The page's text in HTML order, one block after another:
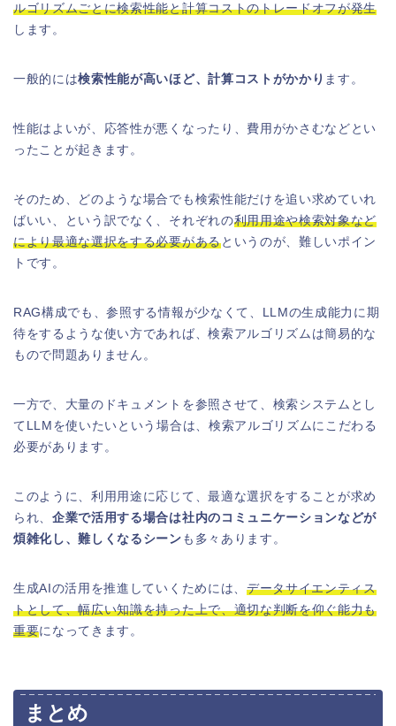
ルゴリズムごとに検索性能と計算コストのトレードオフが発生
します。
一般的には検索性能が高いほど、計算コストがかかり ます。
性能はよいが、応答性が悪くなったり、費用がかさむなどとい
ったことが起きます。
そのため、どのような場合でも検索性能だけを追い求めていれ
ばいい、という訳でなく、それぞれの利用用途や検索対象など
により最適な選択をする必要があるというのが、難しいポイン
トです。
RAG構成でも、参照する情報が少なくて、LLMの生成能力に期
待をするような使い方であれば、検索アルゴリズムは簡易的な
もので問題ありません。
一方で、大量のドキュメントを参照させて、検索システムとし
てLLMを使いたいという場合は、検索アルゴリズムにこだわる
必要があります。
このように、利用用途に応じて、最適な選択をすることが求め
られ、企業で活用する場合は社内のコミュニケーションなどが
煩雑化し、難しくなるシーン も多々あります。
生成AIの活用を推進していくためには、 データサイエンティス
トとして、幅広い知識を持った上で、適切な判断を仰ぐ能力も
重要になってきます。
まとめ